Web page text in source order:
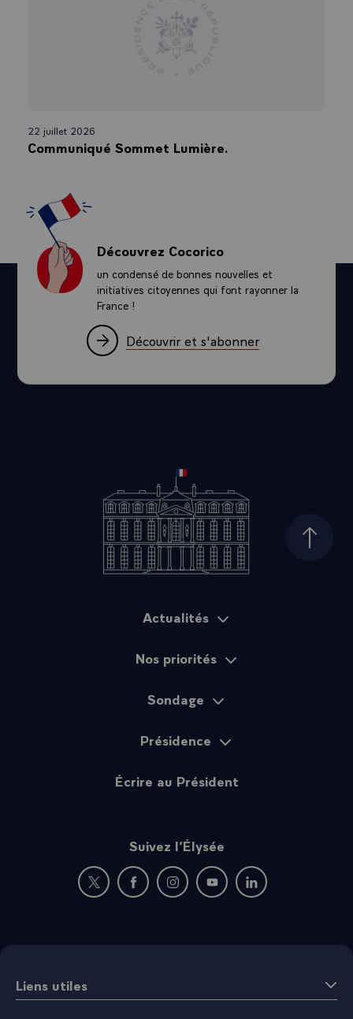
22 juillet 2026
Communiqué Sommet Lumière.
Découvrez Cocorico
un condensé de bonnes nouvelles et
initiatives citoyennes qui font rayonner la
France !
Découvrir et s'abonner
Haut
Actualités
Nos priorités
Sondage
Présidence
Écrire au Président
Suivez l’Élysée
Nouvelle fenêtre : rejoignez-nous sur Twitter
Nouvelle fenêtre : rejoignez-nous sur
Nouvelle fenêtre : rejoignez-nous
Nouvelle fenêtre :
Nouvelle fenêtre :
Liens utiles